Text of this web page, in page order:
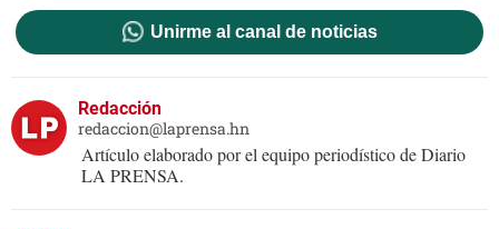
Unirme al canal de noticias
Redacción
redaccion@laprensa.hn
Artículo elaborado por el equipo periodístico de Diario
LA PRENSA.